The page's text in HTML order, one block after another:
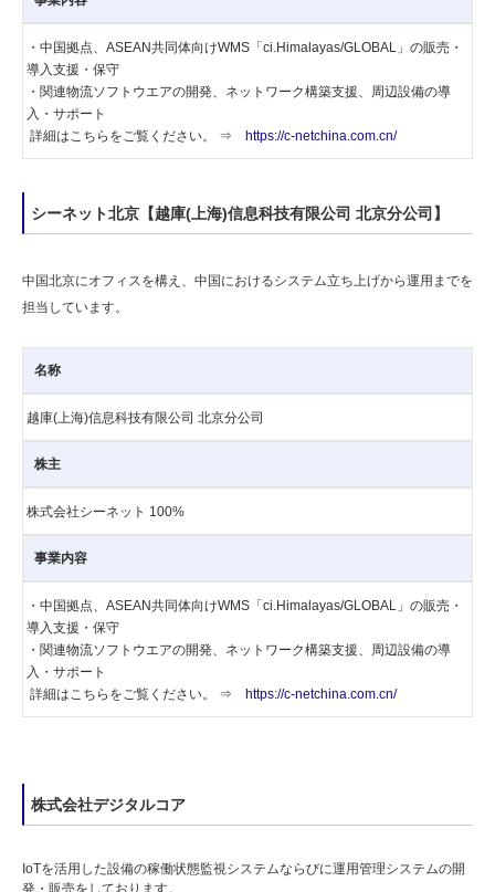
・中国拠点、ASEAN共同体向けWMS「ci.Himalayas/GLOBAL」の販売・
導入支援・保守
・関連物流ソフトウエアの開発、ネットワーク構築支援、周辺設備の導
入・サポート
詳細はこちらをご覧ください。 ⇒
https://c-netchina.com.cn/
シーネット北京【越庫(上海)信息科技有限公司 北京分公司】
中国北京にオフィスを構え、中国におけるシステム立ち上げから運用までを
担当しています。
名称
越庫(上海)信息科技有限公司 北京分公司
株主
株式会社シーネット 100%
事業内容
・中国拠点、ASEAN共同体向けWMS「ci.Himalayas/GLOBAL」の販売・
導入支援・保守
・関連物流ソフトウエアの開発、ネットワーク構築支援、周辺設備の導
入・サポート
詳細はこちらをご覧ください。 ⇒
https://c-netchina.com.cn/
株式会社デジタルコア
IoTを活用した設備の稼働状態監視システムならびに運用管理システムの開
発・販売をしております。